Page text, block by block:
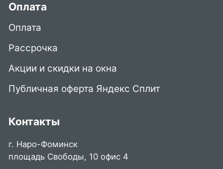
Оплата
Оплата
Рассрочка
Акции и скидки на окна
Публичная оферта Яндекс Сплит
Контакты
г. Наро-Фоминск
площадь Свободы, 10 офис 4